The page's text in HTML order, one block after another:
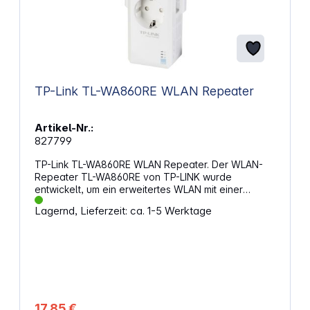
Gewicht: ca. 208 g Farbe: weiß
TP-Link TL-WA860RE WLAN Repeater
Artikel-Nr.:
827799
TP-Link TL-WA860RE WLAN Repeater. Der WLAN-
Repeater TL-WA860RE von TP-LINK wurde
entwickelt, um ein erweitertes WLAN mit einer
breiteren Abdeckung und einer größeren
Reichweite zu schaffen. Er bietet den Repeater-
Mit seinem LAN-Port ist er in der Lage,
Lagernd, Lieferzeit: ca. 1-5 Werktage